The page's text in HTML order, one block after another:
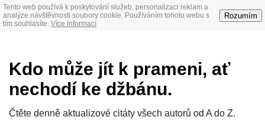
Tento web používá k poskytování služeb, personalizaci reklam a
analýze návštěvnosti soubory cookie. Používáním tohoto webu s
tím souhlasíte. Více informací
Rozumím
Kdo může jít k prameni, ať
nechodí ke džbánu.
Čtěte denně aktualizové citáty všech autorů od A do Z.